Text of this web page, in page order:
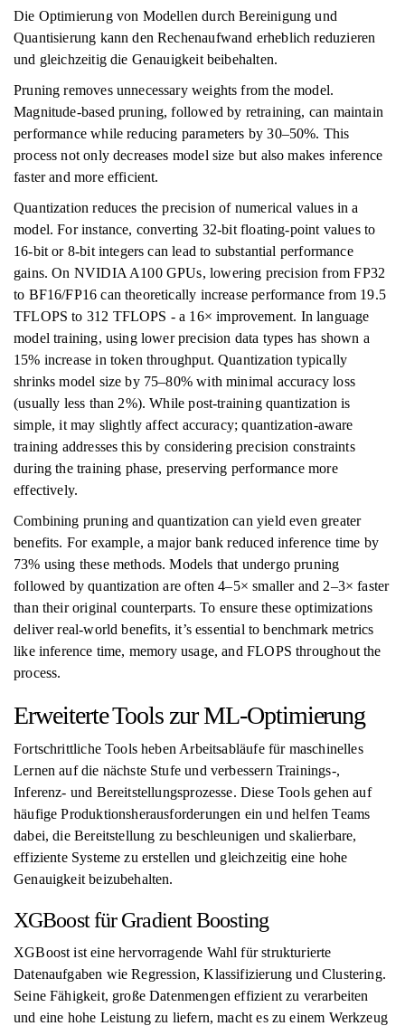
Die Optimierung von Modellen durch Bereinigung und
Quantisierung kann den Rechenaufwand erheblich reduzieren
und gleichzeitig die Genauigkeit beibehalten.
Pruning removes unnecessary weights from the model.
Magnitude-based pruning, followed by retraining, can maintain
performance while reducing parameters by 30–50%. This
process not only decreases model size but also makes inference
faster and more efficient.
Quantization reduces the precision of numerical values in a
model. For instance, converting 32-bit floating-point values to
16-bit or 8-bit integers can lead to substantial performance
gains. On NVIDIA A100 GPUs, lowering precision from FP32
to BF16/FP16 can theoretically increase performance from 19.5
TFLOPS to 312 TFLOPS - a 16× improvement. In language
model training, using lower precision data types has shown a
15% increase in token throughput. Quantization typically
shrinks model size by 75–80% with minimal accuracy loss
(usually less than 2%). While post-training quantization is
simple, it may slightly affect accuracy; quantization-aware
training addresses this by considering precision constraints
during the training phase, preserving performance more
effectively.
Combining pruning and quantization can yield even greater
benefits. For example, a major bank reduced inference time by
73% using these methods. Models that undergo pruning
followed by quantization are often 4–5× smaller and 2–3× faster
than their original counterparts. To ensure these optimizations
deliver real-world benefits, it’s essential to benchmark metrics
like inference time, memory usage, and FLOPS throughout the
process.
Erweiterte Tools zur ML-Optimierung
Fortschrittliche Tools heben Arbeitsabläufe für maschinelles
Lernen auf die nächste Stufe und verbessern Trainings-,
Inferenz- und Bereitstellungsprozesse. Diese Tools gehen auf
häufige Produktionsherausforderungen ein und helfen Teams
dabei, die Bereitstellung zu beschleunigen und skalierbare,
effiziente Systeme zu erstellen und gleichzeitig eine hohe
Genauigkeit beizubehalten.
XGBoost für Gradient Boosting
XGBoost ist eine hervorragende Wahl für strukturierte
Datenaufgaben wie Regression, Klassifizierung und Clustering.
Seine Fähigkeit, große Datenmengen effizient zu verarbeiten
und eine hohe Leistung zu liefern, macht es zu einem Werkzeug